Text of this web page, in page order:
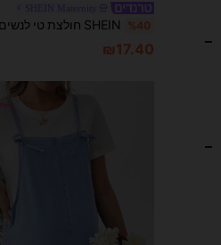
%40
₪17.40